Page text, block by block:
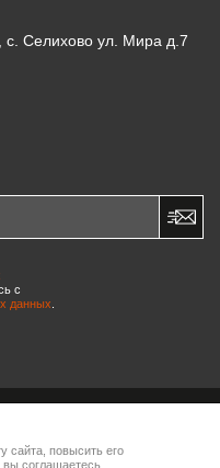
с. Селихово ул. Мира д.7
c
данных
собственностью компании, любое
сайта, повысить его
соглашаетесь